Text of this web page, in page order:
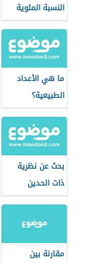
النسبة المئوية
ما هي الأعداد
الطبيعية؟
بحث عن نظرية
ذات الحدين
مقارنة بين